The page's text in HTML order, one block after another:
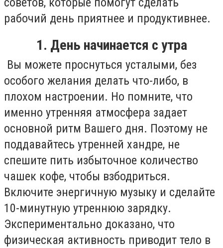
рабочий день приятнее и продуктивнее.
1. День начинается с утра
Вы можете проснуться усталыми, без
особого желания делать что-либо, в
плохом настроении. Но помните, что
именно утренняя атмосфера задает
основной ритм Вашего дня. Поэтому не
поддавайтесь утренней хандре, не
спешите пить избыточное количество
чашек кофе, чтобы взбодриться.
Включите энергичную музыку и сделайте
10-минутную утреннюю зарядку.
Экспериментально доказано, что
физическая активность приводит тело в